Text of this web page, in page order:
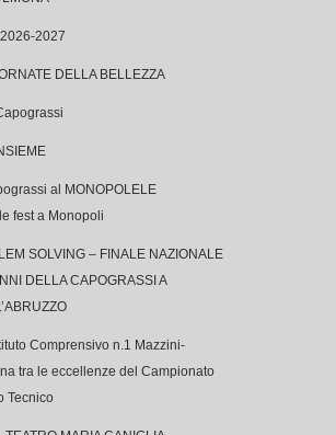
2027
DELLA BELLEZZA
al MONOPOLELE
fest a Monopoli
SOLVING – FINALE NAZIONALE
DELLA CAPOGRASSI A
Comprensivo n.1 Mazzini-
tra le eccellenze del Campionato
Tecnico